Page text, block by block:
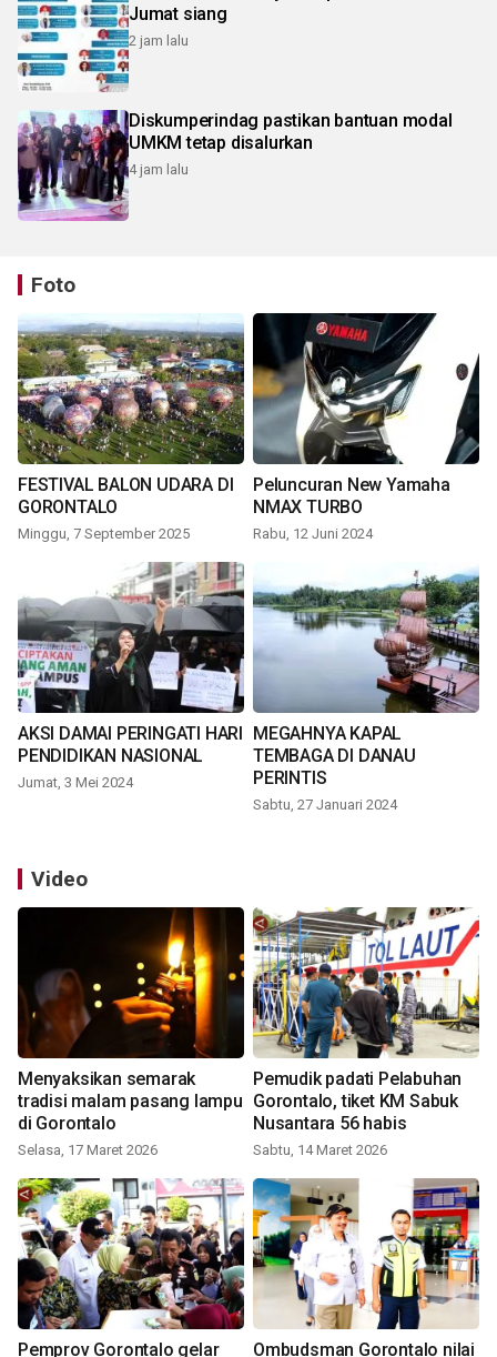
Jumat siang
2 jam lalu
Diskumperindag pastikan bantuan modal
UMKM tetap disalurkan
4 jam lalu
Foto
FESTIVAL BALON UDARA DI
GORONTALO
Minggu, 7 September 2025
Peluncuran New Yamaha
NMAX TURBO
Rabu, 12 Juni 2024
AKSI DAMAI PERINGATI HARI
PENDIDIKAN NASIONAL
Jumat, 3 Mei 2024
MEGAHNYA KAPAL
TEMBAGA DI DANAU
PERINTIS
Sabtu, 27 Januari 2024
Video
Menyaksikan semarak
tradisi malam pasang lampu
di Gorontalo
Selasa, 17 Maret 2026
Pemudik padati Pelabuhan
Gorontalo, tiket KM Sabuk
Nusantara 56 habis
Sabtu, 14 Maret 2026
Pemprov Gorontalo gelar
Ombudsman Gorontalo nilai